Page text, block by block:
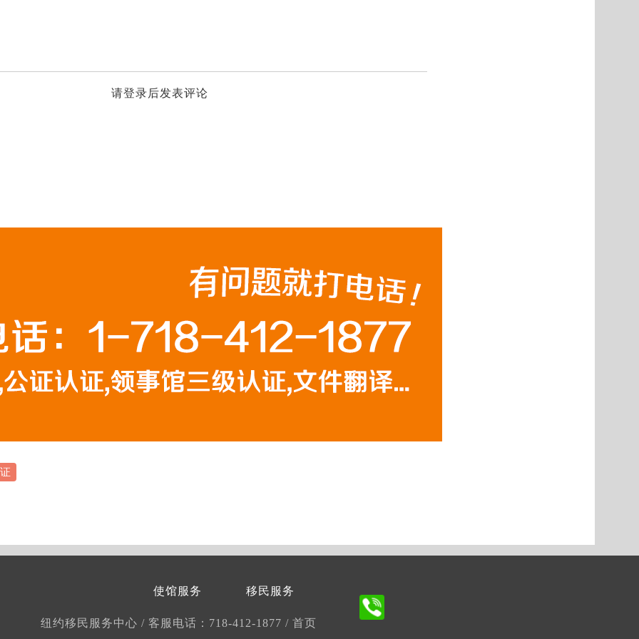
请登录后发表评论
移民服务
使馆服务
纽约移民服务中心 / 客服电话：718-412-1877 / 首页